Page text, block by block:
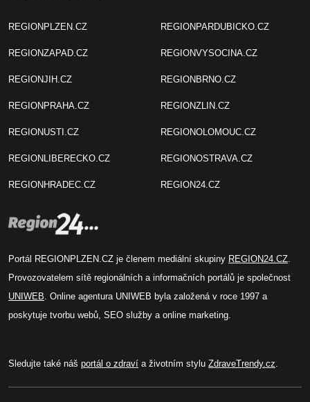
REGIONPLZEN.CZ
REGIONZAPAD.CZ
REGIONJIH.CZ
REGIONPRAHA.CZ
REGIONUSTI.CZ
REGIONLIBERECKO.CZ
REGIONHRADEC.CZ
REGIONPARDUBICKO.CZ
REGIONVYSOCINA.CZ
REGIONBRNO.CZ
REGIONZLIN.CZ
REGIONOLOMOUC.CZ
REGIONOSTRAVA.CZ
REGION24.CZ
Portál REGIONPLZEN.CZ je členem mediální skupiny REGION24.CZ.
Provozovatelem sítě regionálních a informačních portálů je společnost
UNIWEB. Online agentura UNIWEB byla založená v roce 1997 a
poskytuje tvorbu webů, SEO služby a online marketing.
Sledujte také náš portál o zdraví a životním stylu ZdraveTrendy.cz.